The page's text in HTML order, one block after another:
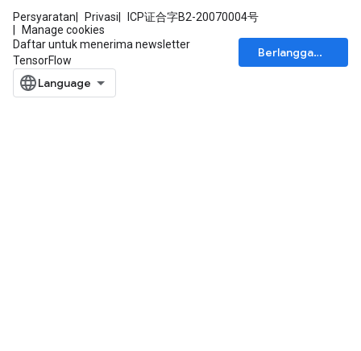
Persyaratan Privasi
ICP证合字B2-20070004号
Manage cookies
Daftar untuk menerima newsletter
TensorFlow
Berlangganan